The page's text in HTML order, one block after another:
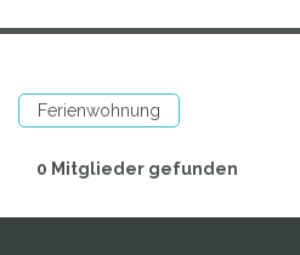
Ferienwohnung
0 Mitglieder gefunden